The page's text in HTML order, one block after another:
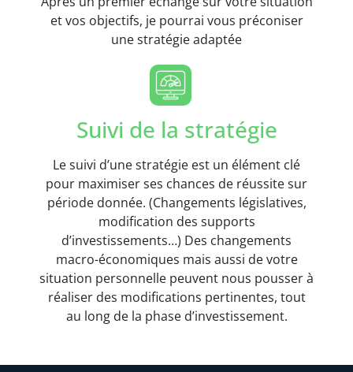
et vos objectifs, je pourrai vous préconiser
une stratégie adaptée
Suivi de la stratégie
Le suivi d’une stratégie est un élément clé
pour maximiser ses chances de réussite sur
période donnée. (Changements législatives,
modification des supports
d’investissements…) Des changements
macro-économiques mais aussi de votre
situation personnelle peuvent nous pousser à
réaliser des modifications pertinentes, tout
au long de la phase d’investissement.